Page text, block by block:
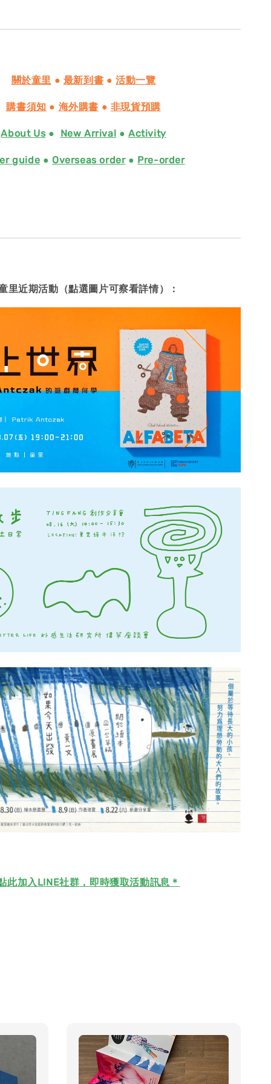
關於童里 ● 最新到書 ●活動一覽
購書須知 ● 海外購書 ● 非現貨預購
About Us ● New Arrival ● Activity
guide ● Overseas order● Pre-order
里近期活動（點選圖片可察看詳情）：
此加入LINE社群，即時獲取活動訊息＊